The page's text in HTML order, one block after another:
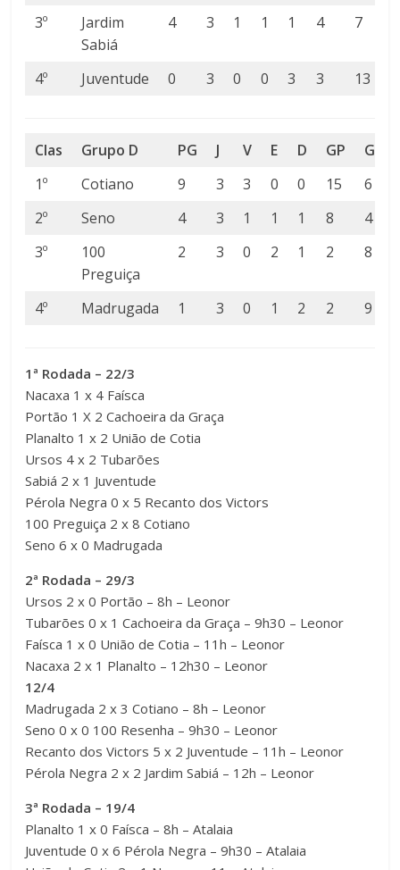
3º
Jardim
Sabiá
4 3 1 1 1 4 7
4º Juventude 0 3 0 0 3 3 13
Clas Grupo D PG J V E D GP
GC
1º
Cotiano 9 3 3 0 0 15
6
2º
Seno 4 3 1 1 1 8
4
3º
100
Preguiça
2 3 0 2 1 2 8
4º Madrugada 1 3 0 1 2 2 9
1ª Rodada – 22/3
Nacaxa 1 x 4 Faísca
Portão 1 X 2 Cachoeira da Graça
Planalto 1 x 2 União de Cotia
Ursos 4 x 2 Tubarões
Sabiá 2 x 1 Juventude
Pérola Negra 0 x 5 Recanto dos Victors
100 Preguiça 2 x 8 Cotiano
Seno 6 x 0 Madrugada
2ª Rodada – 29/3
Ursos 2 x 0 Portão – 8h – Leonor
Tubarões 0 x 1 Cachoeira da Graça – 9h30 – Leonor
Faísca 1 x 0 União de Cotia – 11h – Leonor
Nacaxa 2 x 1 Planalto – 12h30 – Leonor
12/4
Madrugada 2 x 3 Cotiano – 8h – Leonor
Seno 0 x 0 100 Resenha – 9h30 – Leonor
Recanto dos Victors 5 x 2 Juventude – 11h – Leonor
Pérola Negra 2 x 2 Jardim Sabiá – 12h – Leonor
3ª Rodada – 19/4
Planalto 1 x 0 Faísca – 8h – Atalaia
Juventude 0 x 6 Pérola Negra – 9h30 – Atalaia